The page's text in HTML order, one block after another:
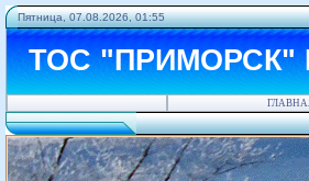
Пятница, 07.08.2026, 01:55
ТОС